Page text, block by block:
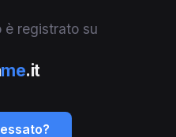
è registrato su
me.it